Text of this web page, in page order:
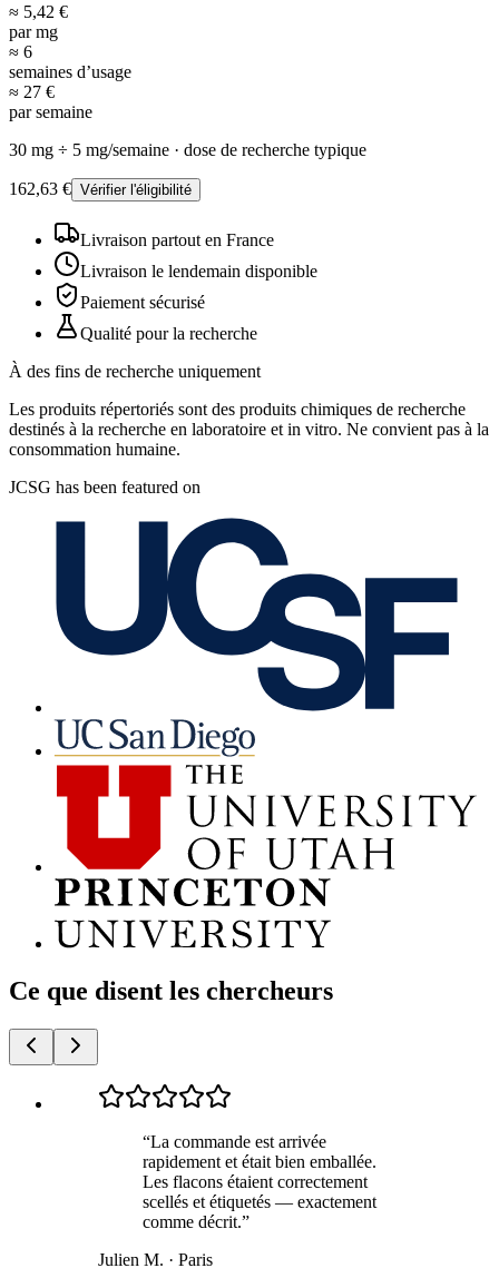
≈ 5,42 €
par mg
≈ 6
semaines d’usage
≈ 27 €
par semaine
30 mg ÷ 5 mg/semaine · dose de recherche typique
162,63 € Vérifier l'éligibilité
Livraison partout en France
Livraison le lendemain disponible
Paiement sécurisé
Qualité pour la recherche
À des fins de recherche uniquement
Les produits répertoriés sont des produits chimiques de recherche
destinés à la recherche en laboratoire et in vitro. Ne convient pas à la
consommation humaine.
JCSG has been featured on
Ce que disent les chercheurs
“La commande est arrivée
rapidement et était bien emballée.
Les flacons étaient correctement
scellés et étiquetés — exactement
comme décrit.”
Julien M. · Paris